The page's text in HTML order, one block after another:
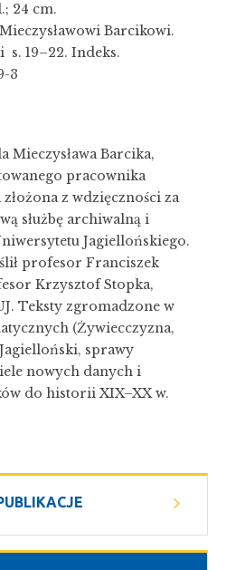
24 cm.
Barcikowi.
19–22. Indeks.
3
Mieczysława Barcika,
pracownika
z wdzięczności za
służbę archiwalną i
Jagiellońskiego.
profesor Franciszek
Krzysztof Stopka,
Teksty zgromadzone w
(Żywiecczyzna,
sprawy
nowych danych i
do historii XIX–XX w.